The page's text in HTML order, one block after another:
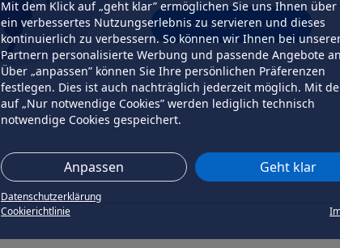
Mit dem Klick auf „geht klar” ermöglichen Sie uns Ihnen über
ein verbessertes Nutzungserlebnis zu servieren und dieses
kontinuierlich zu verbessern. So können wir Ihnen bei
Partnern personalisierte Werbung und passende Angebote
Über „anpassen” können Sie Ihre persönlichen Präferenzen
festlegen. Dies ist auch nachträglich jederzeit möglich. Mit
auf „Nur notwendige Cookies” werden lediglich technisch
notwendige Cookies gespeichert.
Anpassen Geht klar
Datenschutzerklärung
Cookierichtlinie
erneut versuchen